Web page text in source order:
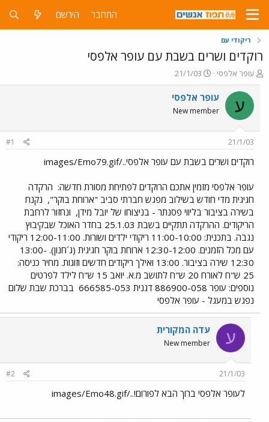
התחבר הירשם
ריקודי עם
רוקדים ושרים בשבת עם עופר אלפסי
פ
ו
ת
ח
ה
ש
א
עופר אלפסי
פ
ו
ר
ם
ר
21/1/03
ע עופר אלפסי
New member
21/1/03
#1
רוקדים ושרים בשבת עם עופר אלפסי../images/Emo79.gif
עופר אלפסי מזמין אתכם הרוקדים לפתיחת מסורת חדשה: הרקדה
חגיגית מדי חודש בשילוב מפגש חברתי סביב "ארוחת בוקר", נקנח
בשירה בציבור בליווי פסנתר - בניצוחו של יובל מידן, ונחזור לרחבת
הריקודים. ההרקדה תתקיים בשבת 25.1.03 בחדר האוכל שבקיבוץ
נגבה. בתכנית: 11:00-10:00 ריקודי ילדים ושורות. 12:00-11:00 ריקודי
עם מכל הזמנים. 12:30-12:00 ארוחת בוקר חגיגית (ג´חנון). 13:00-
12:30 שירה בציבור. 13:00 ואילך ריקודים חדשים וזוגות. מחיר כניסה:
25 ש"ח לאורח 20 ש"ח לתושב מ.א. יואב 15 ש"ח לילד לפרטים
נוספים: עופר 886900-058 דגנית 666585-053
בברכת שבת שלום
נפגש במעגל - עופר אלפסי
ע עדה המקורית
New member
21/1/03
#2
לעופר אלפסי ברוך הבא לפורום!../images/Emo48.gif